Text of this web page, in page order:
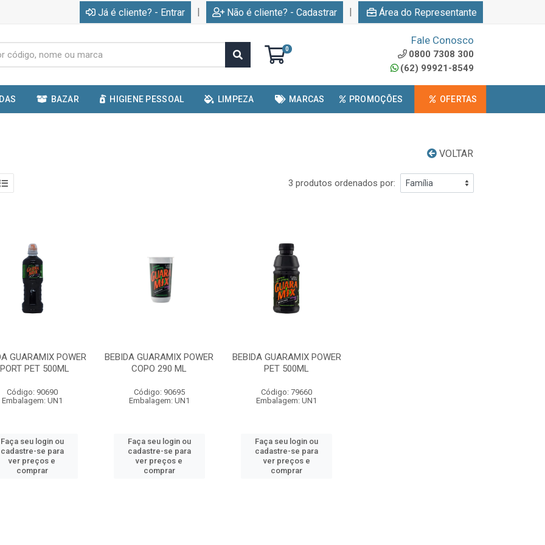
Já é cliente? - Entrar | Não é cliente? - Cadastrar | Área do Representante
0
Fale Conosco
0800 7308 300
(62) 99921-8549
BAZAR HIGIENE PESSOAL LIMPEZA MARCAS PROMOÇÕES OFERTAS
VOLTAR
3 produtos ordenados por:
GUARAMIX POWER
PET 500ML
Código: 90690
Embalagem: UN1
Faça seu login ou
cadastre-se para
ver preços e
comprar
BEBIDA GUARAMIX POWER
COPO 290 ML
Código: 90695
Embalagem: UN1
Faça seu login ou
cadastre-se para
ver preços e
comprar
BEBIDA GUARAMIX POWER
PET 500ML
Código: 79660
Embalagem: UN1
Faça seu login ou
cadastre-se para
ver preços e
comprar